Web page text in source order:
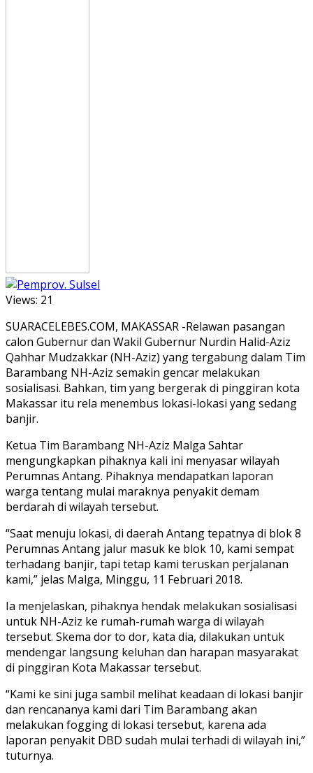
Views: 21
SUARACELEBES.COM, MAKASSAR -Relawan pasangan
calon Gubernur dan Wakil Gubernur Nurdin Halid-Aziz
Qahhar Mudzakkar (NH-Aziz) yang tergabung dalam Tim
Barambang NH-Aziz semakin gencar melakukan
sosialisasi. Bahkan, tim yang bergerak di pinggiran kota
Makassar itu rela menembus lokasi-lokasi yang sedang
banjir.
Ketua Tim Barambang NH-Aziz Malga Sahtar
mengungkapkan pihaknya kali ini menyasar wilayah
Perumnas Antang. Pihaknya mendapatkan laporan
warga tentang mulai maraknya penyakit demam
berdarah di wilayah tersebut.
“Saat menuju lokasi, di daerah Antang tepatnya di blok 8
Perumnas Antang jalur masuk ke blok 10, kami sempat
terhadang banjir, tapi tetap kami teruskan perjalanan
kami,” jelas Malga, Minggu, 11 Februari 2018.
Ia menjelaskan, pihaknya hendak melakukan sosialisasi
untuk NH-Aziz ke rumah-rumah warga di wilayah
tersebut. Skema dor to dor, kata dia, dilakukan untuk
mendengar langsung keluhan dan harapan masyarakat
di pinggiran Kota Makassar tersebut.
“Kami ke sini juga sambil melihat keadaan di lokasi banjir
dan rencananya kami dari Tim Barambang akan
melakukan fogging di lokasi tersebut, karena ada
laporan penyakit DBD sudah mulai terhadi di wilayah ini,”
tuturnya.